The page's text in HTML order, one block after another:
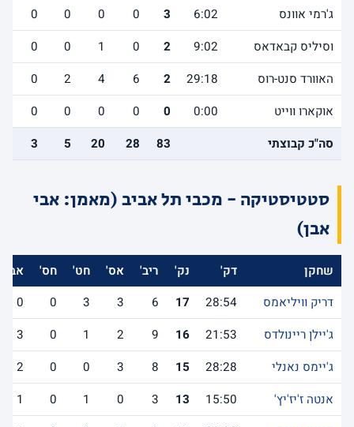
ג'רמי אוונס
6:02
3
0
0
0
0
וסיליס קבאדאס
9:02
2
0
1
0
0
האוורד סנט-רוס
29:18
2
6
4
2
0
אוקארו ווייט
0:00
0
0
0
0
0
סה"כ קבוצתי
83
28
20
5
3
סטטיסטיקה - מכבי תל אביב (מאמן: אבי
אבן)
שחקן דק' נק' ריב' אס' חט' חס'
אב'
דריק וויליאמס
28:54
17
6
3
3
0
0
ג'יילן ריינולדס
21:53
16
9
2
1
0
3
ג'יימס נאנלי
28:28
15
8
3
0
0
2
אנטה ז'יז'יץ'
15:50
13
3
0
1
0
1